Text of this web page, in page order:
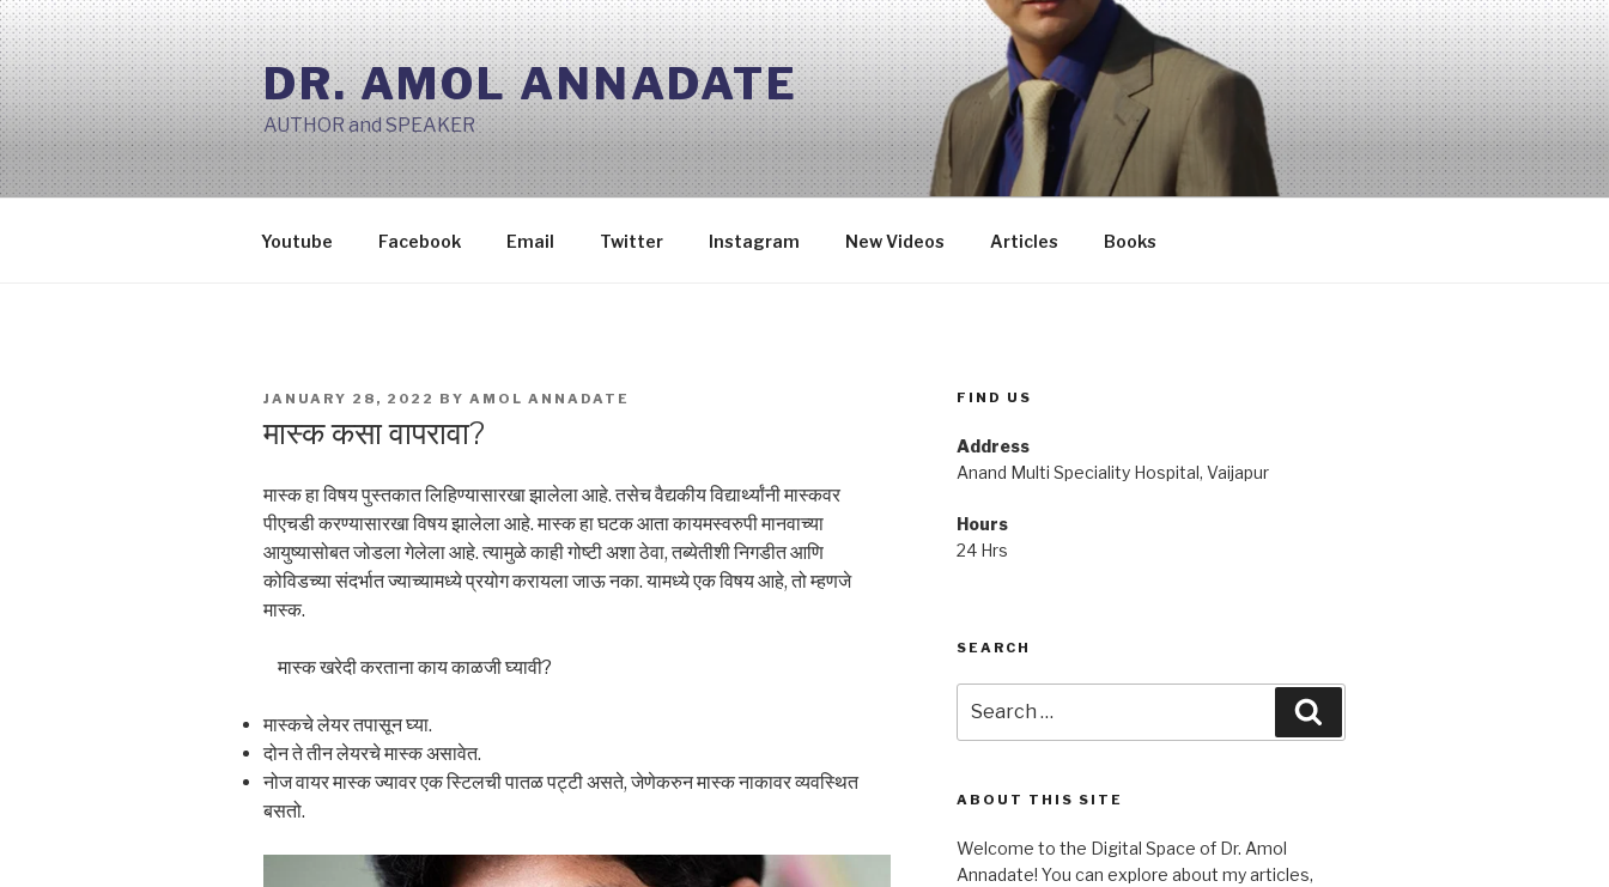
Skip
to
content
DR. AMOL ANNADATE
AUTHOR and SPEAKER
Youtube Facebook Email Twitter Instagram New Videos Articles Books
POSTED
JANUARY 28, 2022 BY AMOL ANNADATE
मास्क कसा वापरावा?
मास्क हा विषय पुस्तकात लिहिण्यासारखा झालेला आहे. तसेच वैद्यकीय विद्यार्थ्यांनी मास्कवर
पीएचडी करण्यासारखा विषय झालेला आहे. मास्क हा घटक आता कायमस्वरुपी मानवाच्या
आयुष्यासोबत जोडला गेलेला आहे. त्यामुळे काही गोष्टी अशा ठेवा, तब्येतीशी निगडीत आणि
कोविडच्या संदर्भात ज्याच्यामध्ये प्रयोग करायला जाऊ नका. यामध्ये एक विषय आहे, तो म्हणजे
मास्क.
मास्क खरेदी करताना काय काळजी घ्यावी?
मास्कचे लेयर तपासून घ्या.
दोन ते तीन लेयरचे मास्क असावेत.
नोज वायर मास्क ज्यावर एक स्टिलची पातळ पट्टी असते, जेणेकरुन मास्क नाकावर व्यवस्थित
बसतो.
FIND US
Address
Anand Multi Speciality Hospital, Vaijapur
Hours
24 Hrs
SEARCH
for:
ABOUT THIS SITE
Welcome to the Digital Space of Dr. Amol
Annadate! You can explore about my articles,